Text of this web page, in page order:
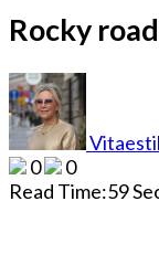
Rocky
0
0
Read Time:59